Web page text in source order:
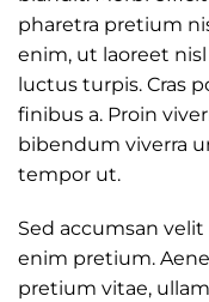
pharetra pretium
enim, ut laoreet
luctus turpis. Cras
finibus a. Proin
bibendum viverra
tempor ut.
Sed accumsan
enim pretium.
pretium vitae,